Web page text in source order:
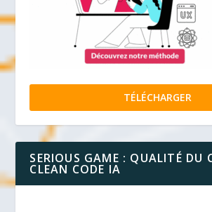
TÉLÉCHARGER
SERIOUS GAME : QUALITÉ DU
CLEAN CODE IA